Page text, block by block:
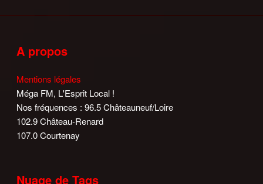
A propos
Mentions légales
Méga FM, L'Esprit Local !
Nos fréquences : 96.5 Châteauneuf/Loire
102.9 Château-Renard
107.0 Courtenay
Nuage de Tags